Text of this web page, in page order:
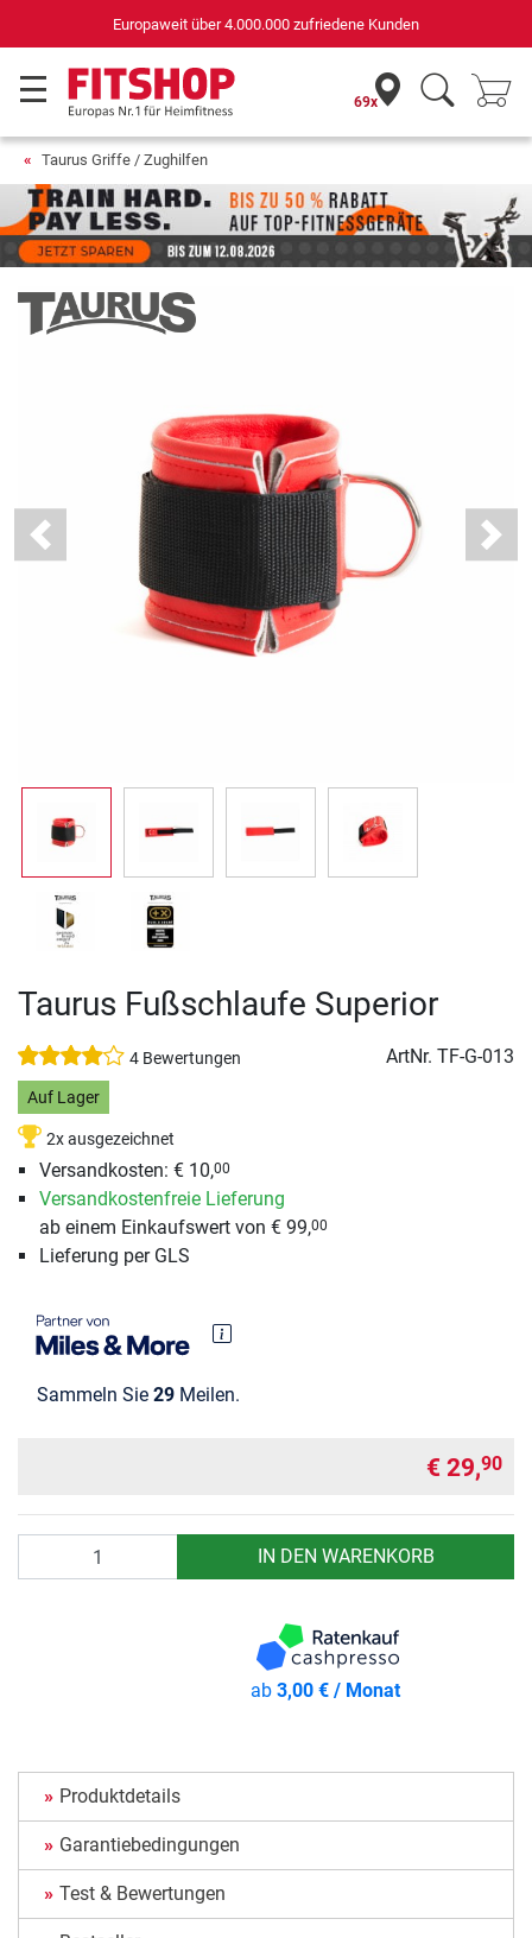
für Sportgeräte (n-tv+DISQ 2016-2024)
69x
Taurus Griffe / Zughilfen
Previous Next
Taurus Fußschlaufe Superior
4 Bewertungen ArtNr. TF-G-013
Auf Lager
2x ausgezeichnet
Versandkosten: € 10,00
Versandkostenfreie Lieferung
ab einem Einkaufswert von € 99,00
Lieferung per GLS
Sammeln Sie 29 Meilen.
€ 29,90
IN DEN WARENKORB
ab3,00 € / Monat
Produktdetails
Garantiebedingungen
Test & Bewertungen